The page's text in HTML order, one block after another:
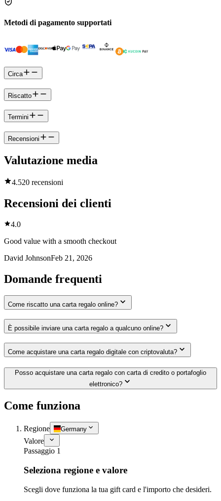
Metodi di pagamento supportati
Circa
Riscatto
Termini
Recensioni
Valutazione media
4.520 recensioni
Recensioni dei clienti
4.0
Good value with a smooth checkout
David JohnsonFeb 21, 2026
Domande frequenti
Come riscatto una carta regalo online?
È possibile inviare una carta regalo a qualcuno online?
Come acquistare una carta regalo digitale con criptovaluta?
Posso acquistare una carta regalo con carta di credito o portafoglio
elettronico?
Come funziona
Regione Germany
Valore
Passaggio 1
Seleziona regione e valore
Scegli dove funziona la tua gift card e l'importo che desideri.